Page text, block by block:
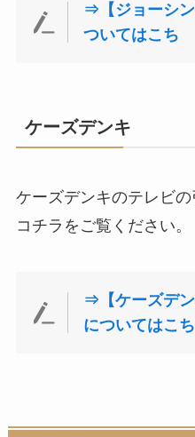
⇒【ジョーシ
ついてはこち
ケーズデンキ
ケーズデンキのテレビ
コチラをご覧ください。
⇒【ケーズデ
についてはこ